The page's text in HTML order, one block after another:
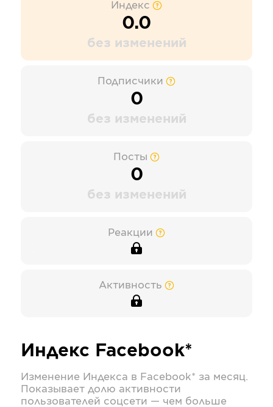
Индекс
0.0
без изменений
Подписчики
0
без изменений
Посты
0
без изменений
Реакции
Активность
Индекс Facebook*
Изменение Индекса в Facebook* за месяц.
Показывает долю активности
пользователей соцсети — чем больше